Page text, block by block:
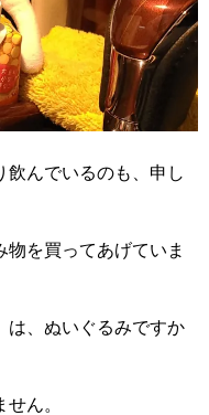
飲んでいるのも、申し
物を買ってあげていま
は、ぬいぐるみですか
ん。